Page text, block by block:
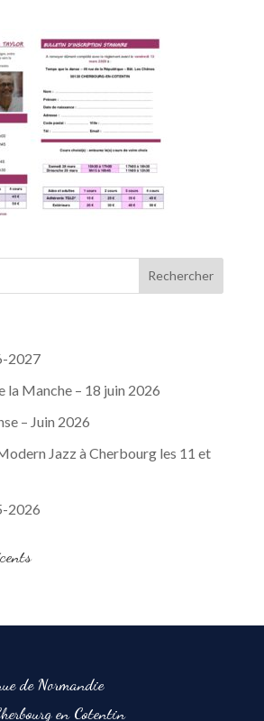
2027
la Manche – 18 juin 2026
– Juin 2026
Jazz à Cherbourg les 11 et
2026
de Normandie
en Cotentin